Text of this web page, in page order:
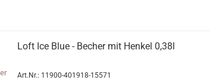
Loft Ice Blue - Becher mit Henkel 0,38l
Art.Nr.: 11900-401918-15571